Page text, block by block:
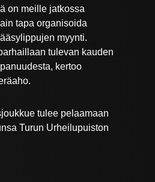
on meille jatkossa
tapa organisoida
myynti.
tulevan kauden
kertoo
tulee pelaamaan
Turun Urheilupuiston